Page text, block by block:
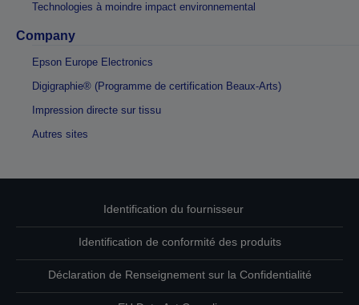
Technologies à moindre impact environnemental
Company
Epson Europe Electronics
Digigraphie® (Programme de certification Beaux-Arts)
Impression directe sur tissu
Autres sites
Identification du fournisseur
Identification de conformité des produits
Déclaration de Renseignement sur la Confidentialité